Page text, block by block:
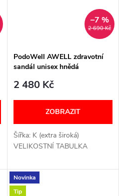
2 690 Kč
–7 %
PodoWell AWELL zdravotní
sandál unisex hnědá
2 480 Kč
ZOBRAZIT
Šířka: K (extra široká)
VELIKOSTNÍ TABULKA
Novinka
Tip